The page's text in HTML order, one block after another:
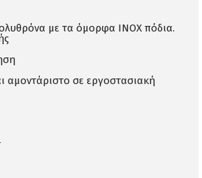
με τα όμορφα ΙΝΟΧ πόδια.
αμοντάριστο σε εργοστασιακή